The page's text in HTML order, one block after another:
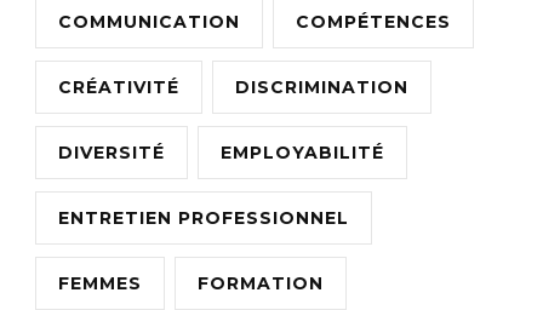
COMMUNICATION COMPÉTENCES
CRÉATIVITÉ DISCRIMINATION
DIVERSITÉ EMPLOYABILITÉ
ENTRETIEN PROFESSIONNEL
FEMMES FORMATION